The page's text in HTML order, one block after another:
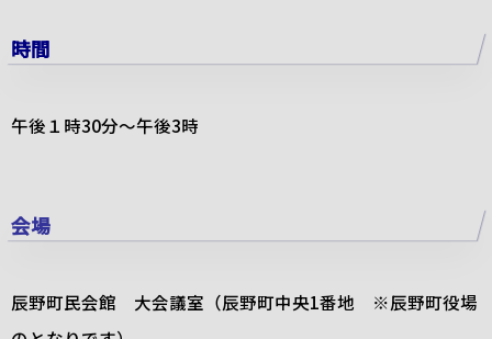
時間
午後１時30分～午後3時
会場
辰野町民会館 大会議室 （辰野町中央1番地 ※辰野町役場